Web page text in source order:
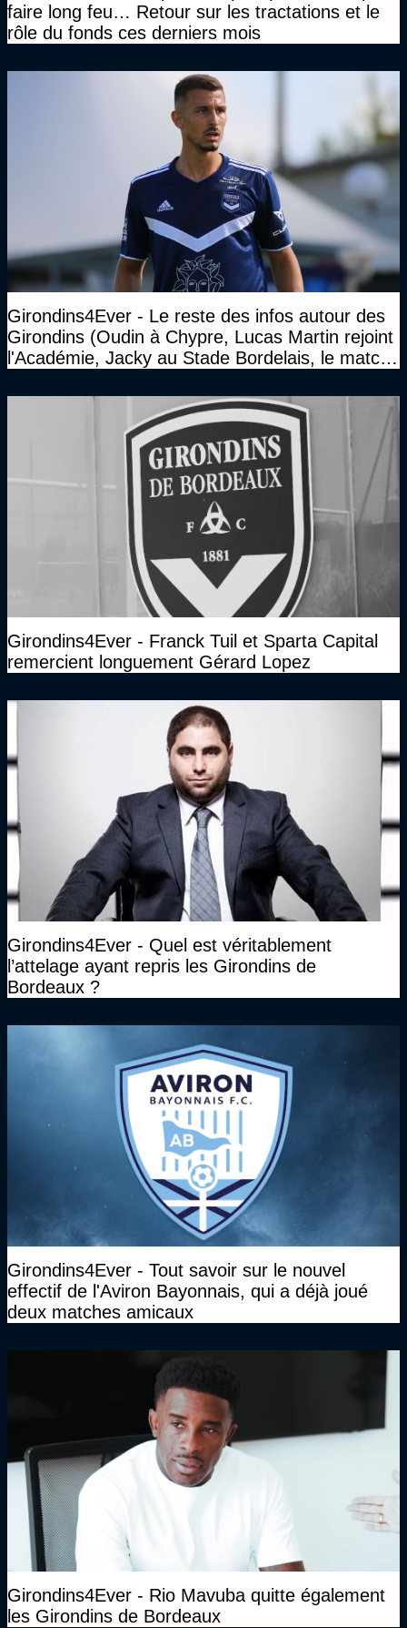
faire long feu… Retour sur les tractations et le
rôle du fonds ces derniers mois
Girondins4Ever - Le reste des infos autour des
Girondins (Oudin à Chypre, Lucas Martin rejoint
l'Académie, Jacky au Stade Bordelais, le match
Girondins4Ever - Franck Tuil et Sparta Capital
remercient longuement Gérard Lopez
Girondins4Ever - Quel est véritablement
l’attelage ayant repris les Girondins de
Bordeaux ?
Girondins4Ever - Tout savoir sur le nouvel
effectif de l'Aviron Bayonnais, qui a déjà joué
deux matches amicaux
Girondins4Ever - Rio Mavuba quitte également
les Girondins de Bordeaux